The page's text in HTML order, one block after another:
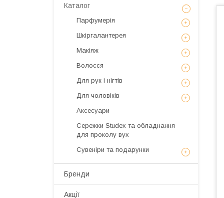
Каталог
Парфумерія
Шкіргалантерея
Макіяж
Волосся
Для рук і нігтів
Для чоловіків
Аксесуари
Сережки Studex та обладнання
для проколу вух
Сувеніри та подарунки
Бренди
Акції